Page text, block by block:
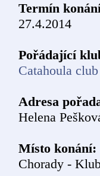
Termín
27.4.2014
Pořádající
Catahoula
Adresa
Helena
Místo konání:
Chorady -